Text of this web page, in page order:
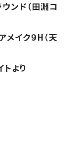
ンド（田淵コ
メイク９H（天
より